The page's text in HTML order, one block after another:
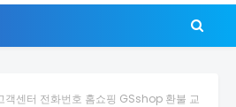
객센터 전화번호 홈쇼핑 GSshop 환불 교